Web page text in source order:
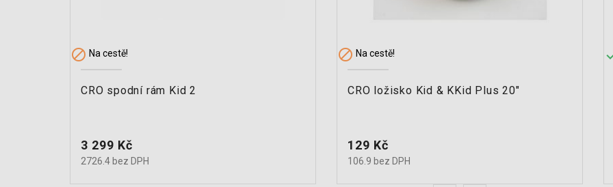
 Na cestě!
CRO spodní rám Kid 2
Cena
3 299 Kč
2726.4 bez DPH
 Na cestě!
CRO ložisko Kid & KKid Plus 20"
Cena
129 Kč
106.9 bez DPH